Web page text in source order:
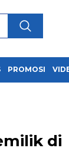
PROMOSI
di